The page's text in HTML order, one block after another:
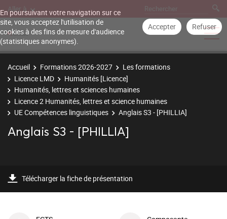
En poursuivant votre navigation sur ce
site, vous acceptez l'utilisation de
cookies à des fins de mesure d'audience
(statistiques anonymes).
Accepter Refuser
Aller à
Accueil Formations 2026-2027
Les formations
Licence LMD
Humanités [Licence]
Humanités, lettres et sciences humaines
Licence 2 Humanités, lettres et science humaines
UE Compétences linguistiques
Anglais S3 - [PHILLIA]
Anglais S3 - [PHILLIA]
Télécharger la fiche de présentation